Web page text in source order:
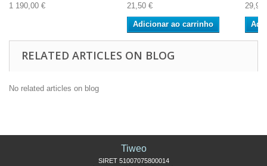
1 190,00 € 21,50 €
Adicionar ao carrinho
29,90
RELATED ARTICLES ON BLOG
No related articles on blog
Tiweo
SIRET 51007075800014